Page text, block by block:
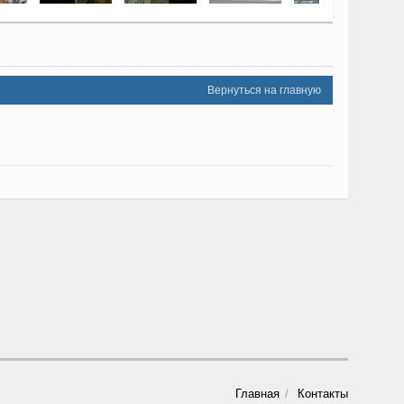
Вернуться на главную
Главная Контакты